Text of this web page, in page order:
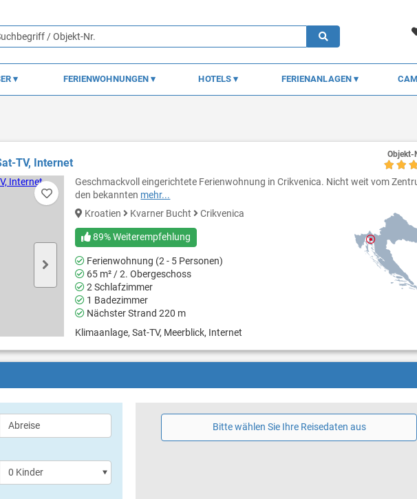
FERIENWOHNUNGEN HOTELS FERIENANLAGEN
TV, Internet
Geschmackvoll eingerichtete Ferienwohnung in Crikvenica. Nicht weit vom
den bekannten mehr...
Kroatien
Kvarner Bucht Crikvenica
89% Weiterempfehlung
Ferienwohnung (2 - 5 Personen)
65 m² / 2. Obergeschoss
2 Schlafzimmer
1 Badezimmer
Nächster Strand 220 m
Klimaanlage, Sat-TV, Meerblick, Internet
Objekt-
Bitte wählen Sie Ihre Reisedaten aus